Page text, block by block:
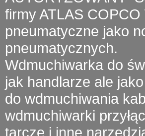
firmyATLAS COPCO
pneumatyczne jako
pneumatycznych.
Wdmuchiwarka do
jak handlarze ale
do wdmuchiwania
wdmuchiwarki
tarcze i inne